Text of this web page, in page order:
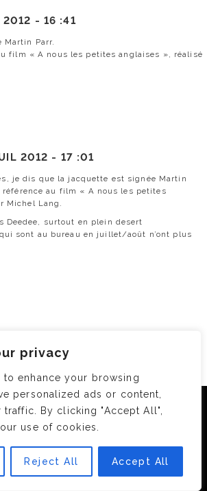
privacy
to enhance your browsing
personalized ads or content,
traffic. By clicking "Accept All",
use of cookies.
Reject All Accept All
2012 - 16 :41
Martin Parr.
film « A nous les petites anglaises », réalisé
2012 - 17 :01
je dis que la jacquette est signée Martin
au film « A nous les petites
Michel Lang.
Deedee, surtout en plein desert
sont au bureau en juillet/août n’ont plus
concours.
! de Michel Lang.
cookies pour vous garantir la meilleure
site. Si vous continuez à utiliser ce
que vous acceptez l'utilisation des
cookies.
OK